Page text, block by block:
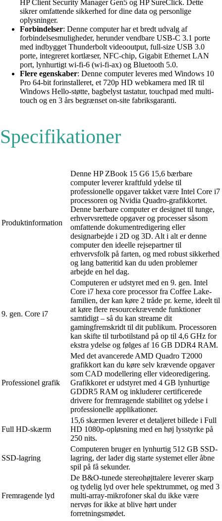
HP Client Security Manager Gen5 og HP SureClick. Dette
sikrer omfattende sikkerhed for dine data og personlige
oplysninger.
Forbindelser: Denne computer har et bredt udvalg af
forbindelsesmuligheder, herunder vendbare USB-C 3.1 porte
med indbygget Thunderbolt videooutput, full-size USB 3.0
porte, integreret kortlæser, NFC-chip, Gigabit Ethernet LAN
port, lynhurtigt wi-fi-6 (wi-fi-ax) og Bluetooth 5.0.
Flere egenskaber: Denne computer leveres med Windows 10
Pro 64-bit forinstalleret, et 720p HD webkamera med IR til
Windows Hello-støtte, bagbelyst tastatur, touchpad med multi-
touch og en 3 års begrænset on-site fabriksgaranti.
Specifikationer
Produktinformation
Denne HP ZBook 15 G6 15,6 bærbare
computer leverer kraftfuld ydelse til
professionelle opgaver takket være Intel Core i7
processoren og Nvidia Quadro-grafikkortet.
Denne bærbare computer er designet til tunge,
erhvervsrettede opgaver og processer såsom
omfattende dokumentredigering eller
designarbejde i 2D og 3D. Alt i alt er denne
computer den ideelle rejsepartner til
erhvervsfolk på farten, og med robust sikkerhed
og lang batteritid kan du uden problemer
arbejde en hel dag.
9. gen. Core i7
Computeren er udstyret med en 9. gen. Intel
Core i7 hexa core processor fra Coffee Lake-
familien, der kan køre 2 tråde pr. kerne, ideelt til
at køre flere resourcekrævende funktioner
samtidigt – så du kan streame dit
gamingfremskridt til dit publikum. Processoren
kan skifte til turbotilstand på op til 4,6 GHz for
ekstra ydelse og følges af 16 GB DDR4 RAM.
Professionel grafik
Med det avancerede AMD Quadro T2000
grafikkort kan du køre selv krævende opgaver
som CAD modellering eller videoredigering.
Grafikkoret er udstyret med 4 GB lynhurtige
GDDR5 RAM og inkluderer certificerede
drivere for fremragende stabilitet og ydelse i
professionelle applikationer.
Full HD-skærm
15,6 skærmen leverer et detaljeret billede i Full
HD 1080p-opløsning med en høj lysstyrke på
250 nits.
SSD-lagring
Computeren bruger en lynhurtig 512 GB SSD-
lagring, der lader dig starte systemet eller åbne
spil på få sekunder.
Fremragende lyd
De B&O-tunede stereohøjttalere leverer skarp
og tydelig lyd over hele spektrummet, og med 3
multi-array-mikrofoner skal du ikke være
nervøs for ikke at blive hørt under
forretningsmødet.